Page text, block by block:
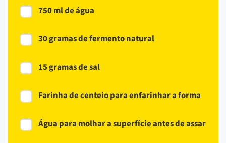
750 ml de água
30 gramas de fermento natural
15 gramas de sal
Farinha de centeio para enfarinhar a forma
Água para molhar a superfície antes de assar